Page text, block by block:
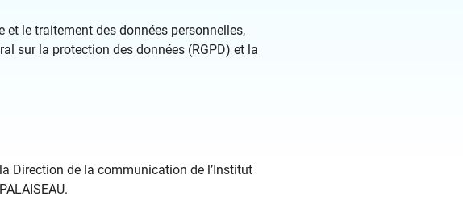
et le traitement des données personnelles,
sur la protection des données (RGPD) et la
Direction de la communication de l’Institut